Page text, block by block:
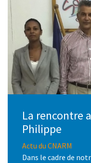
La rencontre
Philippe
Actu du CNARM
Dans le cadre de